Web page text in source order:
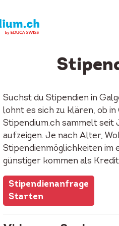
Suchst du Stipendien in
lohnt es sich zu klären, ob
Stipendium.ch sammelt seit
aufzeigen. Je nach Alter,
Stipendienmöglichkeiten im
günstiger kommen als
Stipendienanfrage
Starten